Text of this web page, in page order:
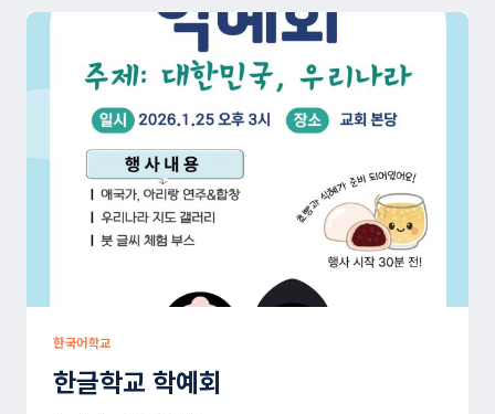
지
도
한국어학교
한글학교 학예회